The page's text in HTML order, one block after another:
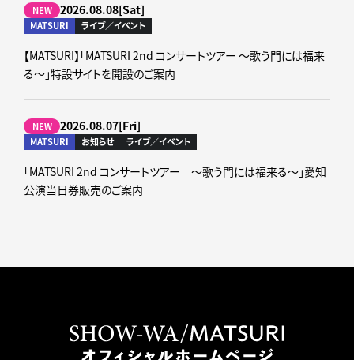
NEW 2026.08.08[Sat]
MATSURI ライブ／イベント
【MATSURI】「MATSURI 2nd コンサートツアー ～歌う門には福来
る～」特設サイトを開設のご案内
NEW 2026.08.07[Fri]
MATSURI お知らせ ライブ／イベント
「MATSURI 2nd コンサートツアー ～歌う門には福来る～」愛知
公演当日券販売のご案内